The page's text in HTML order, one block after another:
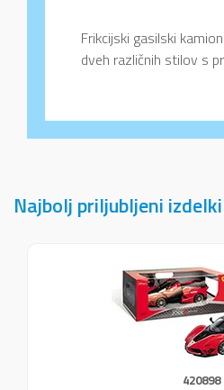
Frikcijski gasilski
dveh različnih stilov s
Najbolj priljubljeni
420898